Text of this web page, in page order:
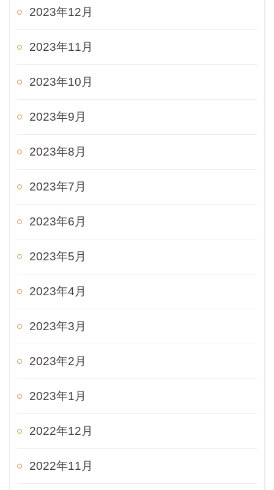
2023年12月
2023年11月
2023年10月
2023年9月
2023年8月
2023年7月
2023年6月
2023年5月
2023年4月
2023年3月
2023年2月
2023年1月
2022年12月
2022年11月